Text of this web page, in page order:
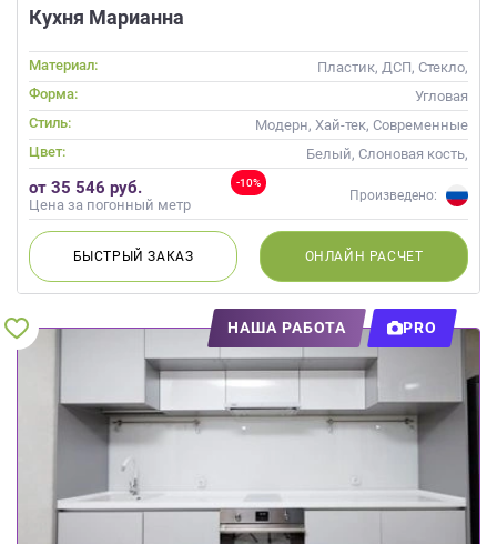
Кухня Марианна
Материал:
Пластик, ДСП, Стекло,
Глянцевые
Форма:
Угловая
Стиль:
Модерн, Хай-тек, Современные
Цвет:
Белый, Слоновая кость,
Кремовый, Зеленый,
Бирюзовый, Оливковый,
-10%
от 35 546 руб.
Цена за погонный метр
Произведено:
БЫСТРЫЙЗАКАЗ ОНЛАЙН РАСЧЕТ
НАША РАБОТА PRO